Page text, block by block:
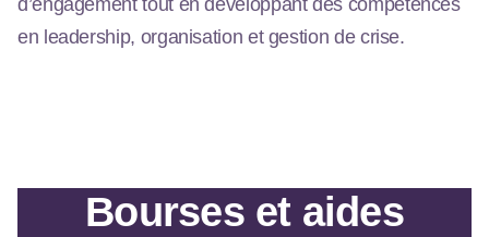
d’engagement tout en développant des compétences
en leadership, organisation et gestion de crise.
Bourses et aides